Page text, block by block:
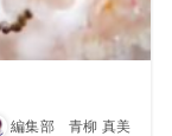
編集部 青柳 真美